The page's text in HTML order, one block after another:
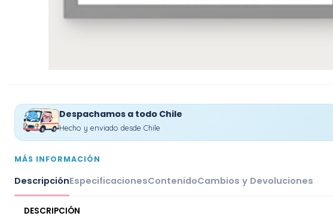
Despachamos a todo Chile
Hecho y enviado desde Chile
MÁS INFORMACIÓN
DescripciónEspecificacionesContenidoCambios y Devoluciones
DESCRIPCIÓN